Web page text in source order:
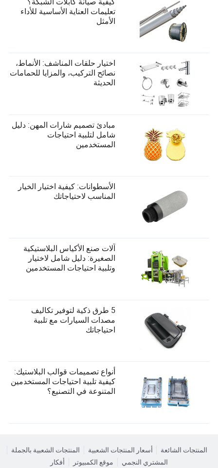
تعليمات العناية الأساسية للأداء
الأمثل
اختيار حلقات المناشف: الأنماط،
نصائح التركيب، والمزايا للحمامات
الحديثة
مبادئ تصميم شارات المهن: دليل
شامل لتلبية احتياجات
المستخدمين
الأسطوانات: كيفية اختيار الخيار
المناسب لاحتياجاتك
آلات صنع الأكياس البلاستيكية
الصغيرة: دليل شامل لاختيار
وتلبية احتياجات المستخدمين
5 طرق ذكية لتوفير تكاليف
مصدات السيارات مع تلبية
احتياجاتك
أنواع تصميمات قوالب البلاستيك:
كيفية تلبية احتياجات المستخدمين
المتنوعة في التصنيع؟
المنتجات الشائعة أسعار المنتجات الشعبية
المنتجات الشعبية بالجملة
المشتري النجمي
موقع الكمبيوتر أفكار